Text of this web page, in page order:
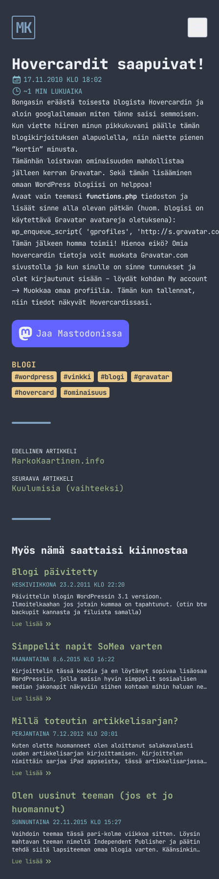
MK
Hovercardit saapuivat!
17.11.2010 KLO 18:02
~1 MIN LUKUAIKA
Bongasin eräästä toisesta blogista Hovercardin ja
aloin googlailemaan miten tänne saisi semmoisen.
Kun viette hiiren minun pikkukuvani päälle tämän
blogikirjoituksen alapuolella, niin näette pienen
”kortin” minusta.
Tämänhän loistavan ominaisuuden mahdollistaa
jälleen kerran Gravatar. Sekä tämän lisääminen
omaan WordPress blogiisi on helppoa!
Avaat vain teemasi functions.php tiedoston ja
lisäät sinne alla olevan pätkän (huom. blogisi on
käytettävä Gravatar avatareja oletuksena):
wp_enqueue_script( 'gprofiles', 'http://
Tämän jälkeen homma toimii! Hienoa eikö? Omia
hovercardin tietoja voit muokata Gravatar.com
sivustolla ja kun sinulle on sinne tunnukset ja
olet kirjautunut sisään – löydät kohdan My account
-> Muokkaa omaa profiilia. Tämän kun tallennat,
niin tiedot näkyvät Hovercardissasi.
Jaa Mastodonissa
BLOGI
#wordpress #vinkki #blogi
#gravatar
#hovercard
#ominaisuus
EDELLINEN ARTIKKELI
MarkoKaartinen.info
SEURAAVA ARTIKKELI
Kuulumisia (vaihteeksi)
Myös nämä saattaisi kiinnostaa
Blogi päivitetty
KESKIVIIKKONA 23.2.2011 KLO 22:20
Päivittelin blogin WordPressin 3.1 versioon.
Ilmoitelkaahan jos jotain kummaa on tapahtunut. (otin btw
backupit kannasta ja filuista samalla)
Lue lisää
Simppelit napit SoMea varten
MAANANTAINA 8.6.2015 KLO 16:22
Kirjoittelin tässä koodia ja en löytänyt sopivaa lisäosaa
WordPressiin, jolla saisin hyvin simppelit sosiaalisen
median jakonapit näkyviin siihen kohtaan mihin haluan ne.
En halunnut mitään hienoja laskureita tai mitään vaan
yksinkertaisen ikonin, jota klikkaamalla voi jakaa
vaan nämä neljä: Faceboo, Twitter, G+ ja LinkedIn. Alla
on jotakuinkin lopputulos… Jatka lukemista Simppelit
napit SoMea varten
Lue lisää
Millä toteutin artikkelisarjan?
PERJANTAINA 7.12.2012 KLO 20:01
Kuten olette huomanneet olen aloittanut salakavalasti
uuden artikkelisarjan kirjoittamisen. Kirjoittelen
nimittäin sarjaa iPad appseista, tässä artikkelisarjassa
otan aina yhden iPad appsin käsittelyyn ja teen siitä
joko videoo tai pienen kirjoituksen. Tuo artikkelisarja
Series. Homma toimii simppelisti, asenna plugari, tuunaa
hieman ja käytä. Voit itse luoda vapaasti sarjoja sekä
määrittää… Jatka lukemista Millä toteutin
Lue lisää
Olen uusinut teeman (jos et jo
huomannut)
SUNNUNTAINA 22.11.2015 KLO 15:27
Vaihdoin teemaa tässä pari-kolme viikkoa sitten. Löysin
mahtavan teeman nimeltä Independent Publisher ja päätin
tehdä siitä lapsiteeman omaa blogia varten. Käänsinkin
osittain tämän jo suomeksi aiemmin tällä viikolla ja tein
pientä tuunausta sinne sun tänne. Tänään tein vielä lisää
Lue lisää